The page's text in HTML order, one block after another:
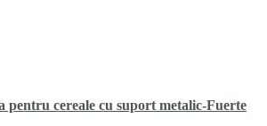
pentru cereale cu suport metalic-Fuerte